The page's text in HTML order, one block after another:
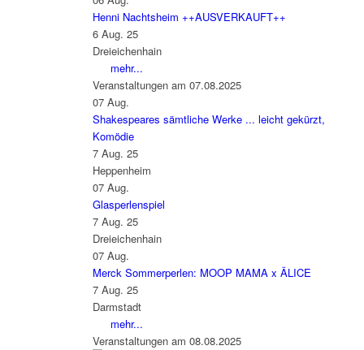
Henni Nachtsheim ++AUSVERKAUFT++
6 Aug. 25
Dreieichenhain
mehr...
Veranstaltungen am 07.08.2025
07 Aug.
Shakespeares sämtliche Werke ... leicht gekürzt,
Komödie
7 Aug. 25
Heppenheim
07 Aug.
Glasperlenspiel
7 Aug. 25
Dreieichenhain
07 Aug.
Merck Sommerperlen: MOOP MAMA x ÄLICE
7 Aug. 25
Darmstadt
mehr...
Veranstaltungen am 08.08.2025